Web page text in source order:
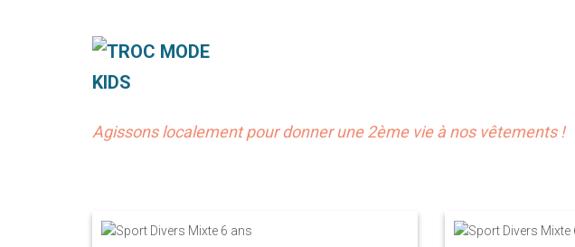
Agissons localement pour donner une 2ème vie à nos vêtements !